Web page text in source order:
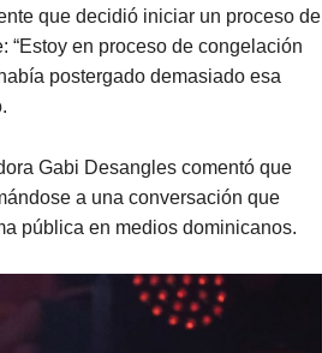
que decidió iniciar un proceso de
“Estoy en proceso de congelación
postergado demasiado esa
Gabi Desangles comentó que
a una conversación que
pública en medios dominicanos.